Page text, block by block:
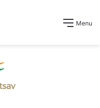
Menu